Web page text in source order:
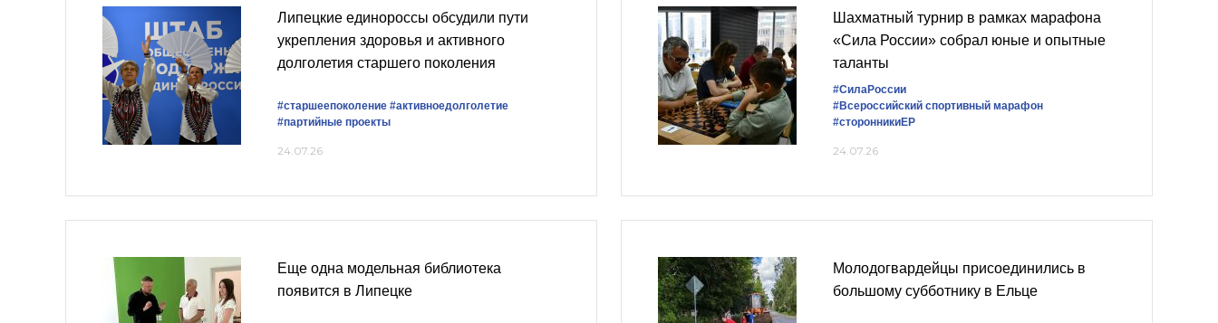
Липецкие единороссы обсудили пути
укрепления здоровья и активного
долголетия старшего поколения
#старшеепоколение #активноедолголетие
#партийные проекты
24.07.26
Шахматный турнир в рамках марафона
«Сила России» собрал юные и опытные
таланты
#СилаРоссии
#Всероссийский спортивный марафон
#сторонникиЕР
24.07.26
Еще одна модельная библиотека
появится в Липецке
Молодогвардейцы присоединились в
большому субботнику в Ельце